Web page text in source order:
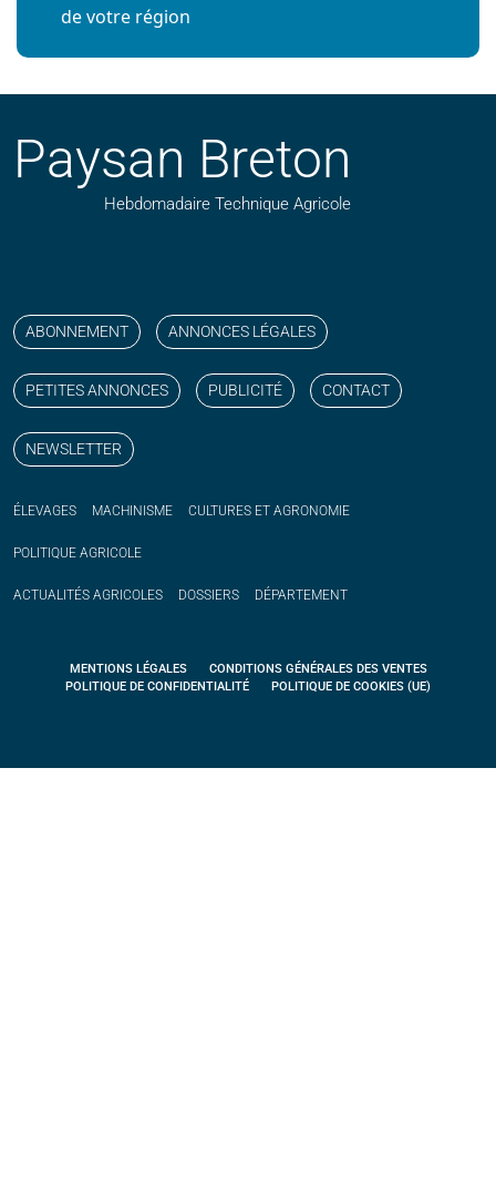
de votre région
Paysan Breton
Hebdomadaire Technique Agricole
ABONNEMENT ANNONCES LÉGALES
PETITES ANNONCES PUBLICITÉ CONTACT
NEWSLETTER
ÉLEVAGES MACHINISME CULTURES ET AGRONOMIE
POLITIQUE AGRICOLE
ACTUALITÉS AGRICOLES DOSSIERS DÉPARTEMENT
MENTIONS LÉGALES
CONDITIONS GÉNÉRALES DES VENTES
POLITIQUE DE CONFIDENTIALITÉ
POLITIQUE DE COOKIES (UE)